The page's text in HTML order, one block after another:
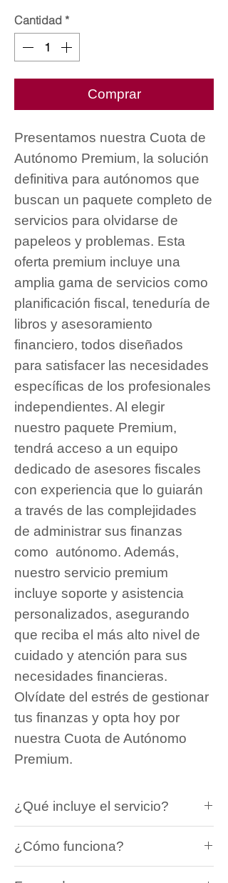
Cantidad *
Comprar
Presentamos nuestra Cuota de
Autónomo Premium, la solución
definitiva para autónomos que
buscan un paquete completo de
servicios para olvidarse de
papeleos y problemas. Esta
oferta premium incluye una
amplia gama de servicios como
planificación fiscal, teneduría de
libros y asesoramiento
financiero, todos diseñados
para satisfacer las necesidades
específicas de los profesionales
independientes. Al elegir
nuestro paquete Premium,
tendrá acceso a un equipo
dedicado de asesores fiscales
con experiencia que lo guiarán
a través de las complejidades
de administrar sus finanzas
como autónomo. Además,
nuestro servicio premium
incluye soporte y asistencia
personalizados, asegurando
que reciba el más alto nivel de
cuidado y atención para sus
necesidades financieras.
Olvídate del estrés de gestionar
tus finanzas y opta hoy por
nuestra Cuota de Autónomo
Premium.
¿Qué incluye el servicio?
Asesoramiento fiscal y contable
prioritario e ilimitado de forma
¿Cómo funciona?